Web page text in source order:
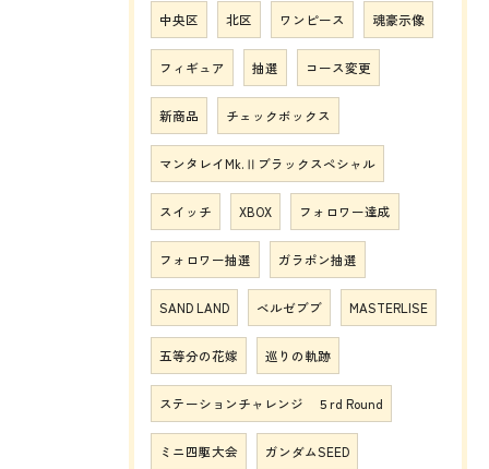
中央区 北区 ワンピース 魂豪示像
フィギュア 抽選 コース変更
新商品 チェックボックス
マンタレイMk.Ⅱブラックスペシャル
スイッチ XBOX フォロワー達成
フォロワー抽選 ガラポン抽選
SAND LAND ベルゼブブ MASTERLISE
五等分の花嫁 巡りの軌跡
ステーションチャレンジ ５rd Round
ミニ四駆大会 ガンダムSEED